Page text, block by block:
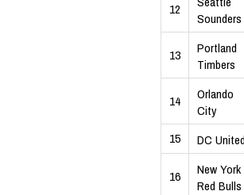
12
Sounders
13
Portland
Timbers
14
Orlando
City
15 DC United
16
New York
Red Bulls